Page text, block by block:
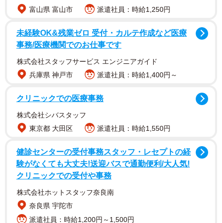
ちゃんという2匹の子猫を保護して飼っていた。勤めていた
会社の近くのテニスコートのある施設内の芝地で暮らして
富山県 富山市
派遣社員：時給1,250円
未経験OK&残業ゼロ 受付・カルテ作成など医療
事務/医療機関でのお仕事です
株式会社スタッフサービス エンジニアガイド
兵庫県 神戸市
派遣社員：時給1,400円～
クリニックでの医療事務
株式会社シバスタッフ
東京都 大田区
派遣社員：時給1,550円
健診センターの受付事務スタッフ・レセプトの経
験がなくても大丈夫!送迎バスで通勤便利/大人気!
クリニックでの受付や事務
株式会社ホットスタッフ奈良南
奈良県 宇陀市
派遣社員：時給1,200円～1,500円